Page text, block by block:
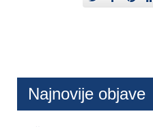
Najnovije objave